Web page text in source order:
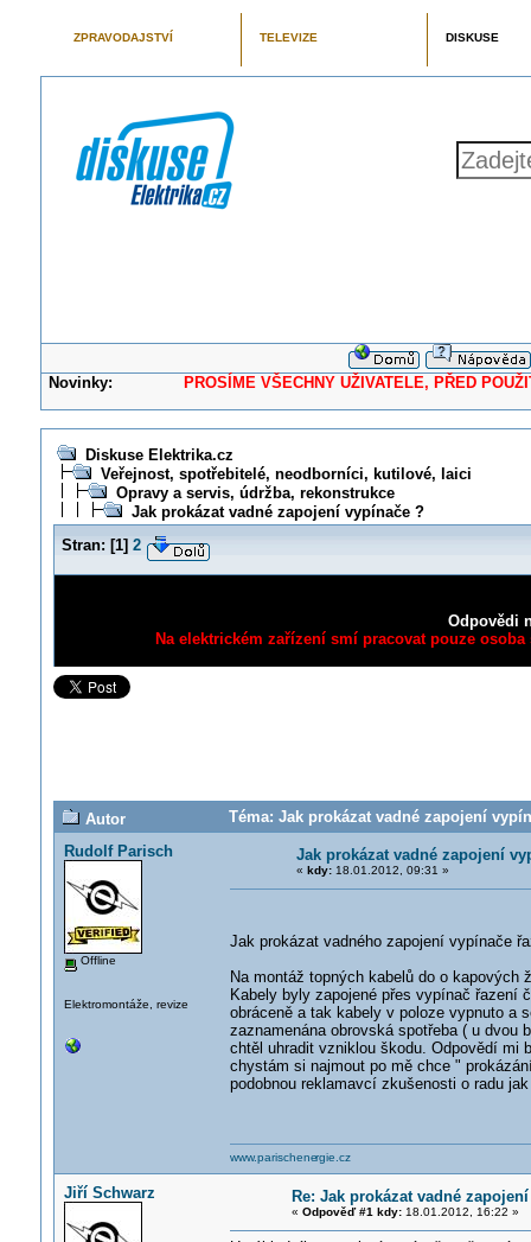
ZPRAVODAJSTVÍ TELEVIZE DISKUSE
Novinky: PROSÍME VŠECHNY UŽIVATELE, PŘED
Diskuse Elektrika.cz
Veřejnost, spotřebitelé, neodborníci, kutilové, laici
Opravy a servis, údržba, rekonstrukce
Jak prokázat vadné zapojení vypínače ?
Stran: [1] 2
Odpovědi
Na elektrickém zařízení smí pracovat pouze
Autor
Téma: Jak prokázat vadné zapojení
Rudolf Parisch
Offline
Elektromontáže, revize
Jak prokázat vadné zapojení
« kdy:18.01.2012, 09:31 »
Jak prokázat vadného zapojení vypínače
Na montáž topných kabelů do o
Kabely byly zapojené přes vypínač řazení
obráceně a tak kabely v poloze vypnuto a
zaznamenána obrovská spotřeba ( u
chtěl uhradit vzniklou škodu. Odpovědí mi
chystám si najmout po mě chce "
podobnou reklamavcí zkušenosti o radu
www.parischenergie.cz
Jiří Schwarz Re: Jak prokázat vadné
« Odpověď #1 kdy:18.01.2012, 16:22 »